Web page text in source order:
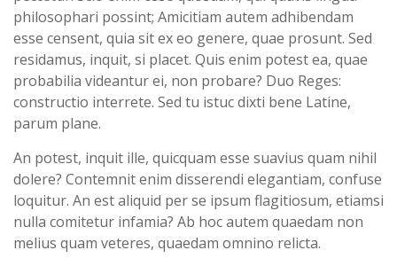
philosophari possint; Amicitiam autem adhibendam
esse censent, quia sit ex eo genere, quae prosunt. Sed
residamus, inquit, si placet. Quis enim potest ea, quae
probabilia videantur ei, non probare? Duo Reges:
constructio interrete. Sed tu istuc dixti bene Latine,
parum plane.
An potest, inquit ille, quicquam esse suavius quam nihil
dolere? Contemnit enim disserendi elegantiam, confuse
loquitur. An est aliquid per se ipsum flagitiosum, etiamsi
nulla comitetur infamia? Ab hoc autem quaedam non
melius quam veteres, quaedam omnino relicta.